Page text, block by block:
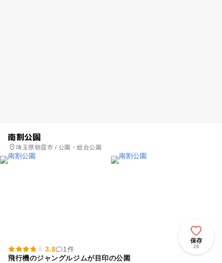
南割公園
埼玉県朝霞市 / 公園・総合公園
保存
28
3.8
1件
飛行機のジャングルジムが目印の公園